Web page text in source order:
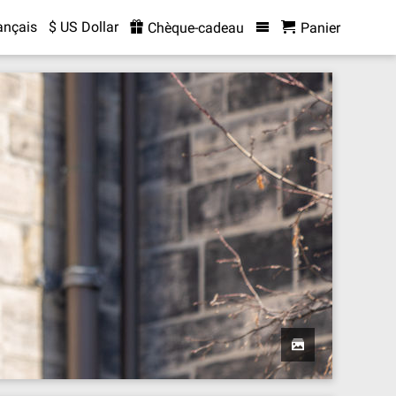
$ US Dollar Chèque-cadeau Panier